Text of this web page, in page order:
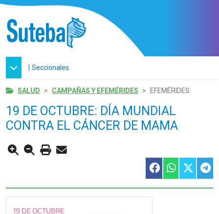
| Seccionales
SALUD CAMPAÑAS Y EFEMÉRIDES EFEMÉRIDES
19 DE OCTUBRE: DÍA MUNDIAL
CONTRA EL CÁNCER DE MAMA